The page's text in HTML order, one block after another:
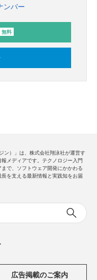
ンバー
無料
ン）」は、株式会社翔泳社が運営す
メディアです。テクノロジー入門
で、ソフトウェア開発にかかわる
を支える最新情報と実践知をお届
広告掲載のご案内